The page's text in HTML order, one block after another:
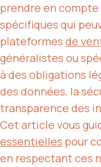
prendre en
spécifiques qui
plateformes de
généralistes ou
à des obligations
des données, la
transparence des
Cet article vous
essentielles pour
en respectant ces